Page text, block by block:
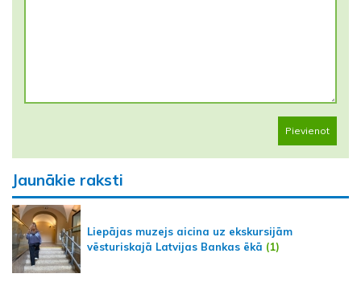
Pievienot
Jaunākie raksti
Liepājas muzejs aicina uz ekskursijām
vēsturiskajā Latvijas Bankas ēkā (1)